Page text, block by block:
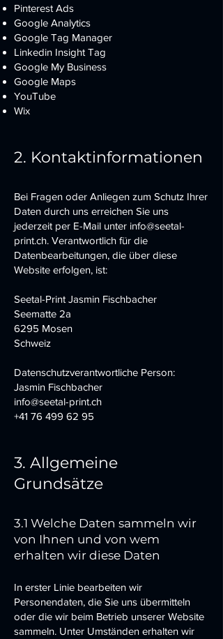
Pinterest Ads
Google Analytics
Google Tag Manager
Linkedin Insight Tag
Google My Business
Google Maps
YouTube
Wix
2. Kontaktinformationen
Bei Fragen oder Anliegen zum Schutz Ihrer
Daten durch uns erreichen Sie uns
jederzeit per E-Mail unter info@seetal-
print.ch. Verantwortlich für die
Datenbearbeitungen, die über diese
Website erfolgen, ist:
Seetal-Print Jasmin Fischbacher
Seematte 2a
6295 Mosen
Schweiz
Datenschutzverantwortliche Person:
Jasmin Fischbacher
info@seetal-print.ch
+41 76 499 62 95
3. Allgemeine
Grundsätze
3.1 Welche Daten sammeln wir
von Ihnen und von wem
erhalten wir diese Daten
In erster Linie bearbeiten wir
Personendaten, die Sie uns übermitteln
oder die wir beim Betrieb unserer Website
sammeln. Unter Umständen erhalten wir